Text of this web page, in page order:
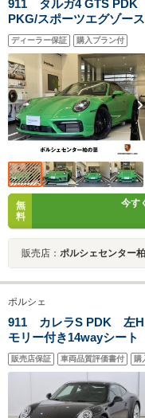
911 タルガ4 GTS PDK
PKG/スポーツエグゾー
ク/シートヒーター/ベン
ト/BOSEサウンド/クラブ
ディーラー保証 購入プラン付
無
料
今す
販売店： ポルシェセンター
ポルシェ
911 カレラS PDK 左
モリー付き14wayシー
PASM シートヒーター
同色ヘッドライトクリー
販売店保証 車両品質評価書付 購